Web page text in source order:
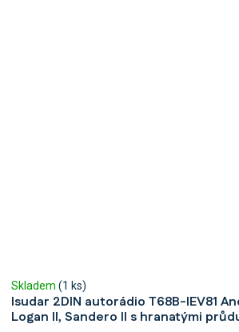
Isudar 2DIN autorádio T68B-IEV81
Logan II, Sandero II s hranatými
Skladem (1 ks)